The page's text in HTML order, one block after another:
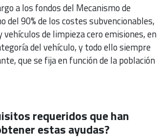
a los fondos del Mecanismo de
del 90% de los costes subvencionables,
de limpieza cero emisiones, en
del vehículo, y todo ello siempre
que se fija en función de la población
requeridos que han
estas ayudas?